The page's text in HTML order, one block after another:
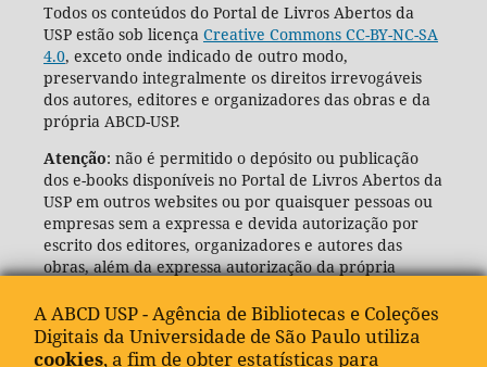
Todos os conteúdos do Portal de Livros Abertos da
USP estão sob licença Creative Commons CC-BY-NC-SA
4.0, exceto onde indicado de outro modo,
preservando integralmente os direitos irrevogáveis
dos autores, editores e organizadores das obras e da
própria ABCD-USP.
Atenção: não é permitido o depósito ou publicação
dos e-books disponíveis no Portal de Livros Abertos da
USP em outros websites ou por quaisquer pessoas ou
empresas sem a expressa e devida autorização por
escrito dos editores, organizadores e autores das
obras, além da expressa autorização da própria
(ABCD-USP).
A ABCD USP - Agência de Bibliotecas e Coleções
Digitais da Universidade de São Paulo utiliza
cookies, a fim de obter estatísticas para